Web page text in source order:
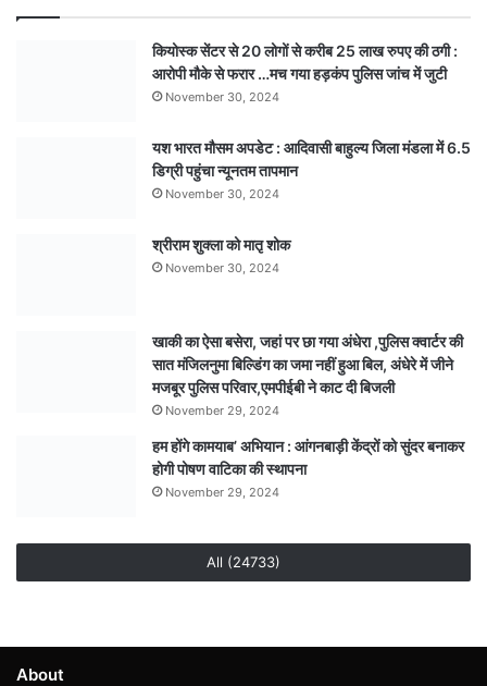
कियोस्क सेंटर से 20 लोगों से करीब 25 लाख रुपए की ठगी :
आरोपी मौके से फरार …मच गया हड़कंप पुलिस जांच में जुटी
November 30, 2024
यश भारत मौसम अपडेट : आदिवासी बाहुल्य जिला मंडला में 6.5
डिग्री पहुंचा न्यूनतम तापमान
November 30, 2024
श्रीराम शुक्ला को मातृ शोक
November 30, 2024
खाकी का ऐसा बसेरा, जहां पर छा गया अंधेरा ,पुलिस क्वार्टर की
सात मंजिलनुमा बिल्डिंग का जमा नहीं हुआ बिल, अंधेरे में जीने
मजबूर पुलिस परिवार,एमपीईबी ने काट दी बिजली
November 29, 2024
हम होंगे कामयाब’ अभियान : आंगनबाड़ी केंद्रों को सुंदर बनाकर
होगी पोषण वाटिका की स्थापना
November 29, 2024
All (24733)
About